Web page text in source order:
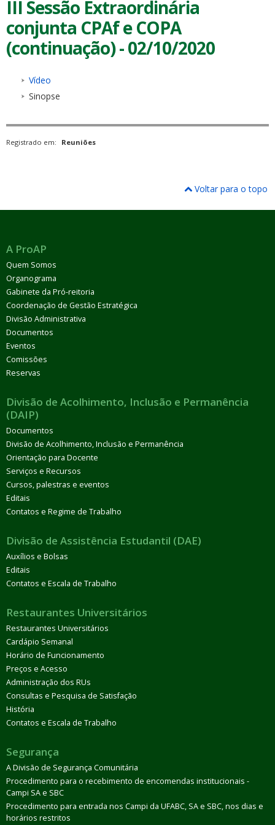
III Sessão Extraordinária
conjunta CPAf e COPA
(continuação) - 02/10/2020
Vídeo
Sinopse
Registrado em: Reuniões
Voltar para o topo
A ProAP
Quem Somos
Organograma
Gabinete da Pró-reitoria
Coordenação de Gestão Estratégica
Divisão Administrativa
Documentos
Eventos
Comissões
Reservas
Divisão de Acolhimento, Inclusão e Permanência
(DAIP)
Documentos
Divisão de Acolhimento, Inclusão e Permanência
Orientação para Docente
Serviços e Recursos
Cursos, palestras e eventos
Editais
Contatos e Regime de Trabalho
Divisão de Assistência Estudantil (DAE)
Auxílios e Bolsas
Editais
Contatos e Escala de Trabalho
Restaurantes Universitários
Restaurantes Universitários
Cardápio Semanal
Horário de Funcionamento
Preços e Acesso
Administração dos RUs
Consultas e Pesquisa de Satisfação
História
Contatos e Escala de Trabalho
Segurança
A Divisão de Segurança Comunitária
Procedimento para o recebimento de encomendas institucionais -
Campi SA e SBC
Procedimento para entrada nos Campi da UFABC, SA e SBC, nos dias e
horários restritos